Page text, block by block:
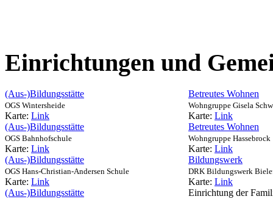
Einrichtungen und
(Aus-)Bildungsstätte
OGS Wintersheide
Karte: Link
Betreutes Wohnen
Wohngruppe Gisela
Karte: Link
(Aus-)Bildungsstätte
OGS Bahnhofschule
Karte: Link
Betreutes Wohnen
Wohngruppe Hassebrock
Karte: Link
(Aus-)Bildungsstätte
OGS Hans-Christian-Andersen Schule
Karte: Link
Bildungswerk
DRK Bildungswerk
Karte: Link
(Aus-)Bildungsstätte
Einrichtung der